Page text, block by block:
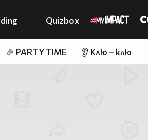
Quizbox
🎉 PARTY TIME 👂 Клю – клю